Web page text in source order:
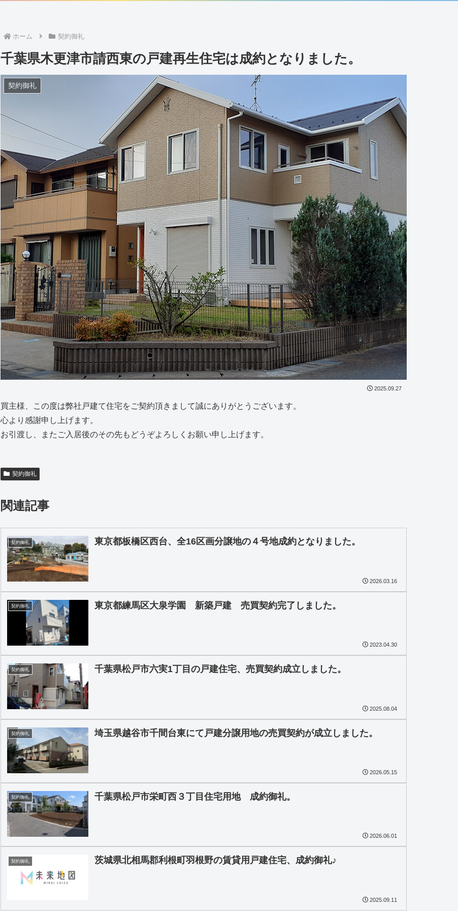
ホーム 契約御礼
千葉県木更津市請西東の戸建再生住宅は成約となりました。
契約御礼
2025.09.27
買主様、この度は弊社戸建て住宅をご契約頂きまして誠にありがとうございます。
心より感謝申し上げます。
お引渡し、またご入居後のその先もどうぞよろしくお願い申し上げます。
契約御礼
関連記事
契約御礼 東京都板橋区西台、全16区画分譲地の４号地成約となりました。
2026.03.16
契約御礼 東京都練馬区大泉学園 新築戸建 売買契約完了しました。
2023.04.30
契約御礼 千葉県松戸市六実1丁目の戸建住宅、売買契約成立しました。
2025.08.04
契約御礼 埼玉県越谷市千間台東にて戸建分譲用地の売買契約が成立しました。
2026.05.15
契約御礼 千葉県松戸市栄町西３丁目住宅用地 成約御礼。
2026.06.01
契約御礼 茨城県北相馬郡利根町羽根野の賃貸用戸建住宅、成約御礼♪
2025.09.11